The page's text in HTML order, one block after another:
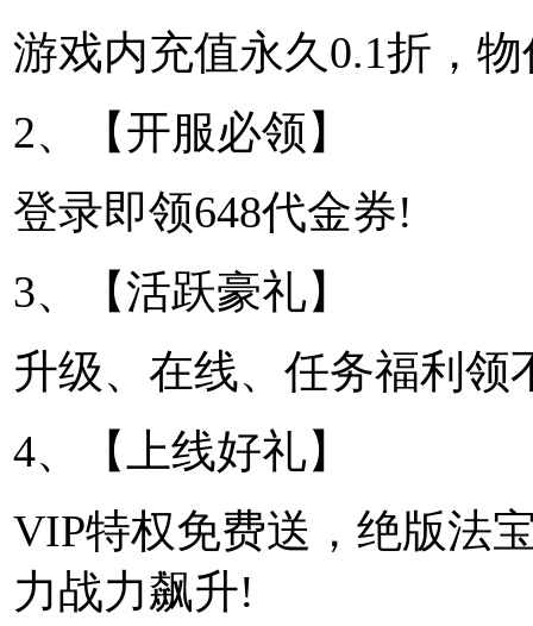
游戏内充值永久0.1折，
2、【开服必领】
登录即领648代金券!
3、【活跃豪礼】
升级、在线、任务福利
4、【上线好礼】
VIP特权免费送，绝版法
力战力飙升!